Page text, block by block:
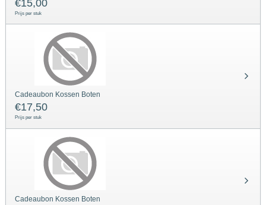
€15,00
Prijs per stuk
Cadeaubon Kossen Boten
€17,50
Prijs per stuk
Cadeaubon Kossen Boten